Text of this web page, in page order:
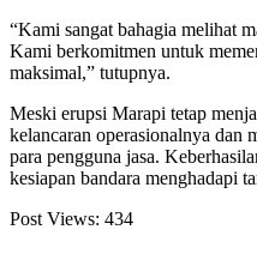
“Kami sangat bahagia melihat
Kami berkomitmen untuk
maksimal,” tutupnya.
Meski erupsi Marapi tetap
kelancaran operasionalnya dan
para pengguna jasa.
kesiapan bandara menghadapi
Post Views: 434